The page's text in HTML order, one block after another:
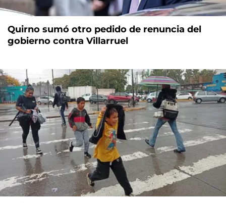
Quirno sumó otro pedido de renuncia del
gobierno contra Villarruel